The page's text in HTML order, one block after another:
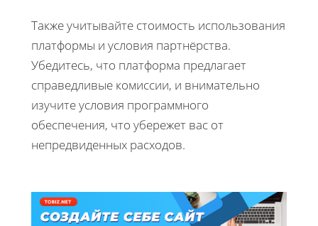
Также учитывайте стоимость использования
платформы и условия партнёрства.
Убедитесь, что платформа предлагает
справедливые комиссии, и внимательно
изучите условия программного
обеспечения, что убережет вас от
непредвиденных расходов.